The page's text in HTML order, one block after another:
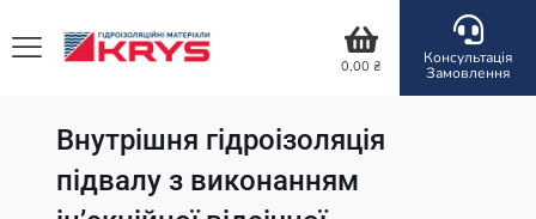
0,00 ₴
Консультація
Замовлення
Внутрішня гідроізоляція
підвалу з виконанням